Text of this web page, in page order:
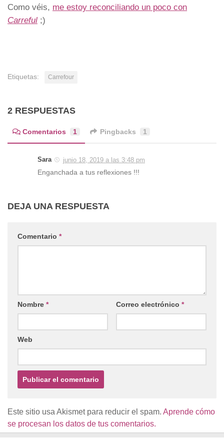
Como véis, me estoy reconciliando un poco con
Carreful ;)
Etiquetas: Carrefour
2 RESPUESTAS
Comentarios 1 Pingbacks 1
Sara junio 18, 2019 a las 3:48 pm
Enganchada a tus reflexiones !!!
DEJA UNA RESPUESTA
Comentario *
Nombre * Correo electrónico *
Web
Este sitio usa Akismet para reducir el spam. Aprende cómo
se procesan los datos de tus comentarios.